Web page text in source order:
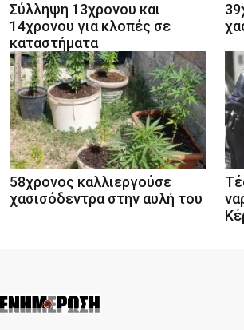
Σύλληψη 13χρονου και
14χρονου για κλοπές σε
καταστήματα
58χρονος καλλιεργούσε
χασισόδεντρα στην αυλή του